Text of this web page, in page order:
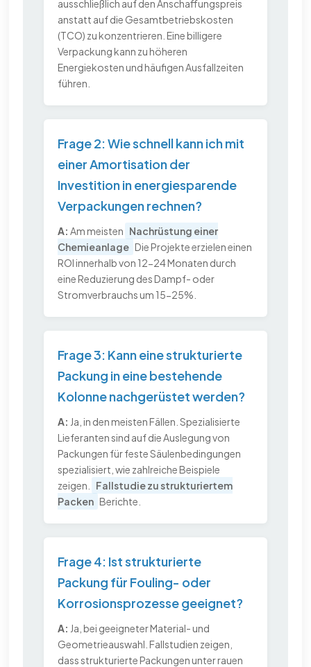
ausschließlich auf den Anschaffungspreis
anstatt auf die Gesamtbetriebskosten
(TCO) zu konzentrieren. Eine billigere
Verpackung kann zu höheren
Energiekosten und häufigen Ausfallzeiten
führen.
Frage 2: Wie schnell kann ich mit
einer Amortisation der
Investition in energiesparende
Verpackungen rechnen?
A: Am meisten Nachrüstung einer
Chemieanlage Die Projekte erzielen einen
ROI innerhalb von 12-24 Monaten durch
eine Reduzierung des Dampf- oder
Stromverbrauchs um 15-25%.
Frage 3: Kann eine strukturierte
Packung in eine bestehende
Kolonne nachgerüstet werden?
A: Ja, in den meisten Fällen. Spezialisierte
Lieferanten sind auf die Auslegung von
Packungen für feste Säulenbedingungen
spezialisiert, wie zahlreiche Beispiele
zeigen.
Fallstudie zu strukturiertem
Packen Berichte.
Frage 4: Ist strukturierte
Packung für Fouling- oder
Korrosionsprozesse geeignet?
A: Ja, bei geeigneter Material- und
Geometrieauswahl. Fallstudien zeigen,
dass strukturierte Packungen unter rauen